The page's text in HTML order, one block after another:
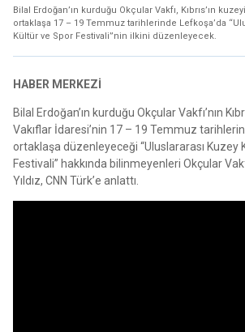
Bilal Erdoğan’ın kurduğu Okçular Vakfı, Kıbrıs’ın
ortaklaşa 17 – 19 Temmuz tarihlerinde Lefkoşa’da
Kültür ve Spor Festivali”nin ilkini düzenleyecek.
HABER MERKEZİ
Bilal Erdoğan’ın kurduğu Okçular Vakfı’nın
Vakıflar İdaresi’nin 17 – 19 Temmuz
ortaklaşa düzenleyeceği “Uluslararası Kuzey
Festivali” hakkında bilinmeyenleri Okçular
Yıldız, CNN Türk’e anlattı.